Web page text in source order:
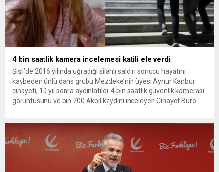
4 bin saatlik kamera incelemesi katili ele verdi
Şişli’de 2016 yılında uğradığı silahlı saldırı sonucu hayatını
kaybeden ünlü dans grubu Mezdeke’nin üyesi Aynur Kanbur
cinayeti, 10 yıl sonra aydınlatıldı. 4 bin saatlik güvenlik kamerası
görüntüsünü ve bin 700 Akbil kaydını inceleyen Cinayet Büro